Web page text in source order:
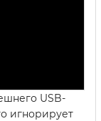
USB-
игнорирует